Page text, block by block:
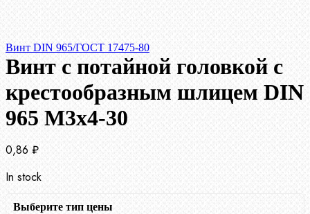
Винт DIN 965/ГОСТ 17475-80
Винт с потайной головкой с
крестообразным шлицем DIN
965 М3х4-30
0,86 ₽
In stock
Выберите тип цены